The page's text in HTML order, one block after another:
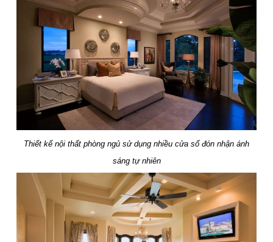
Thiết kế nội thất phòng ngủ sử dụng nhiều cửa số đón nhận ánh
sáng tự nhiên